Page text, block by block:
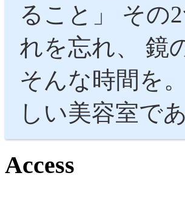
ること」 その
れを忘れ、 鏡
そんな時間を
しい美容室で
Access